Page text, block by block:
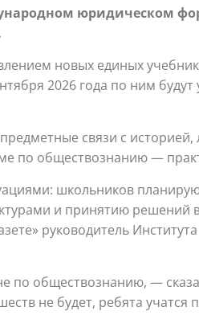
юридическом
новых единых
2026 года по ним
связи с историей,
по обществознанию —
школьников
и принятию
руководитель
по обществознанию, —
не будет, ребята учатся